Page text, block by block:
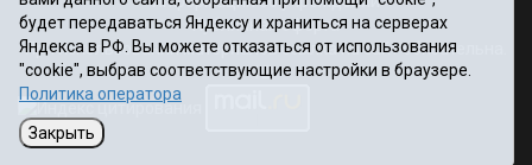
Публичная оферта
При использовании материалов ссылка на сайт обязательна.
12+
будет передаваться Яндексу и храниться на серверах
Яндекса в РФ. Вы можете отказаться от использования
"cookie", выбрав соответствующие настройки в браузере.
Политика оператора
Закрыть